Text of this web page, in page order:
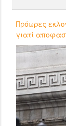
Πρόωρες
γιατί